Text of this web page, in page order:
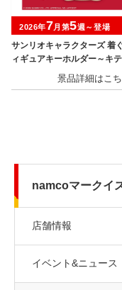
サンリオキャラクターズ 着
ィギュアキーホルダー～キテ
2026年7月第5週～登場
namcoマークイ
店舗情報
イベント&ニュース